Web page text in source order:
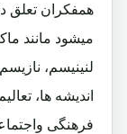
همفکران تعلق
میشود مانند
لنینیسم،
اندیشه ها،
فرهنگی